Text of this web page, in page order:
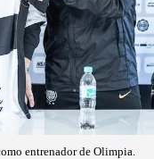
entrenador de Olimpia.